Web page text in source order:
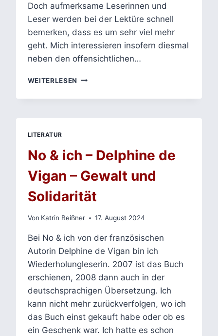
Doch aufmerksame Leserinnen und
Leser werden bei der Lektüre schnell
bemerken, dass es um sehr viel mehr
geht. Mich interessieren insofern diesmal
neben den offensichtlichen…
WEITERLESEN HEY
MORGEN,
ALTER,
AUSBEUTUNG,
DEPRESSION,
SEHNSUCHT
LITERATUR
No & ich – Delphine de
Vigan – Gewalt und
Solidarität
Von Katrin Beißner 17. August 2024
Bei No & ich von der französischen
Autorin Delphine de Vigan bin ich
Wiederholungleserin. 2007 ist das Buch
erschienen, 2008 dann auch in der
deutschsprachigen Übersetzung. Ich
kann nicht mehr zurückverfolgen, wo ich
das Buch einst gekauft habe oder ob es
ein Geschenk war. Ich hatte es schon